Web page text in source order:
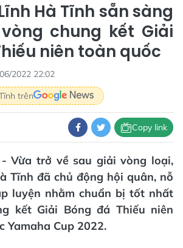
Hà Tĩnh sẵn sàng
chung kết Giải
niên toàn quốc
2022 22:02
trên
Copy link
- Vừa trở về sau giải vòng loại,
Tĩnh đã chủ động hội quân, nỗ
luyện nhằm chuẩn bị tốt nhất
kết Giải Bóng đá Thiếu niên
Yamaha Cup 2022.